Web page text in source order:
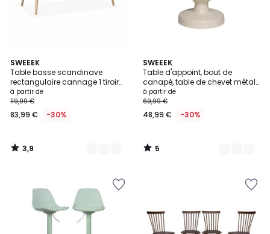
SWEEEK
Table basse scandinave
rectangulaire cannage 1 tiroir
BOHÈME
à partir de
119,99 €
83,99 € -30%
3,9
/ 5
2
Couleurs
3,9
/
SWEEEK
Table d'appoint, bout de
canapé, table de chevet métal
Ø29,5 x H48,5cm HAWA
à partir de
69,99 €
48,99 € -30%
5
/
5
4
Couleurs
5
/